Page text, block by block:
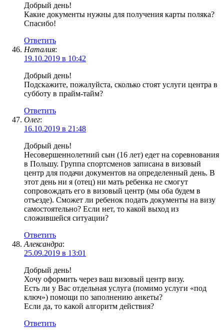
Добрый день!
Какие документы нужны для получения карты поляка?
Спасибо!
Ответить
Наталия:
19.10.2019 в 10:42
Добрый день!
Подскажите, пожалуйста, сколько стоят услуги центра в
субботу в прайм-тайм?
Ответить
Олег:
16.10.2019 в 21:48
Добрый день!
Несовершеннолетний сын (16 лет) едет на соревнования
в Польшу. Группа спортсменов записана в визовый
центр для подачи документов на определенный день. В
этот день ни я (отец) ни мать ребенка не смогут
сопровождать его в визовый центр (мы оба будем в
отъезде). Сможет ли ребенок подать документы на визу
самостоятельно? Если нет, то какой выход из
сложившейся ситуации?
Ответить
Александра:
25.09.2019 в 13:01
Добрый день!
Хочу оформить через ваш визовый центр визу.
Есть ли у Вас отдельная услуга (помимо услуги «под
ключ») помощи по заполнению анкеты?
Если да, то какой алгоритм действия?
Ответить